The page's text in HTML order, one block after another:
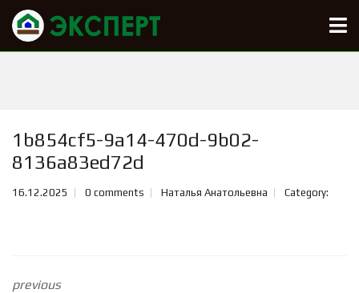
1b854cf5-9a14-470d-9b02-
8136a83ed72d
16.12.2025 0 comments Наталья Анатольевна Category:
previous